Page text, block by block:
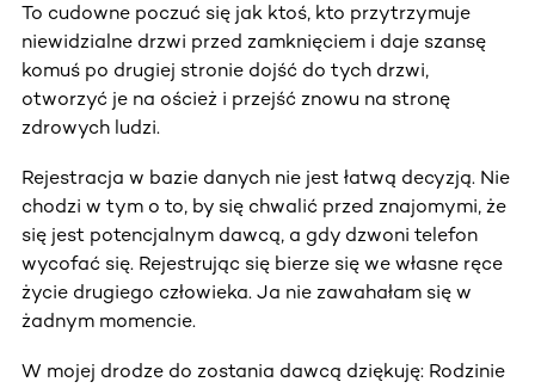
To cudowne poczuć się jak ktoś, kto przytrzymuje
niewidzialne drzwi przed zamknięciem i daje szansę
komuś po drugiej stronie dojść do tych drzwi,
otworzyć je na oścież i przejść znowu na stronę
zdrowych ludzi.
Rejestracja w bazie danych nie jest łatwą decyzją. Nie
chodzi w tym o to, by się chwalić przed znajomymi, że
się jest potencjalnym dawcą, a gdy dzwoni telefon
wycofać się. Rejestrując się bierze się we własne ręce
życie drugiego człowieka. Ja nie zawahałam się w
żadnym momencie.
W mojej drodze do zostania dawcą dziękuję: Rodzinie